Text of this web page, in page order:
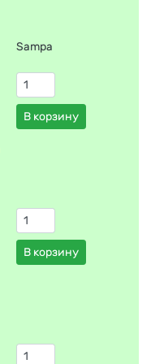
Sampa
В корзину
В корзину